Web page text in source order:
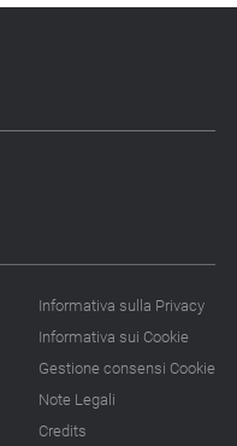
Informativa sulla Privacy
Informativa sui Cookie
Gestione consensi Cookie
Note Legali
Credits